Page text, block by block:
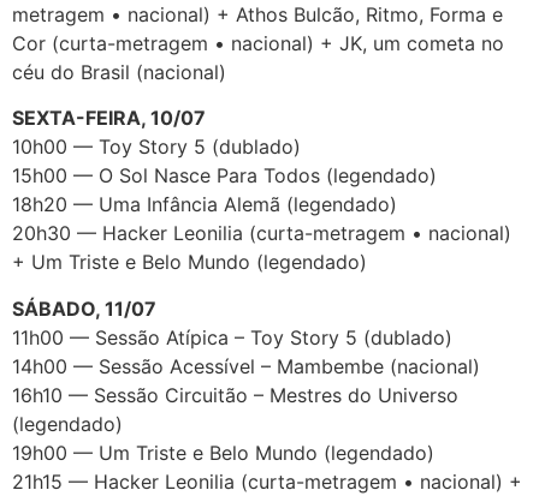
metragem • nacional) + Athos Bulcão, Ritmo, Forma e
Cor (curta-metragem • nacional) + JK, um cometa no
céu do Brasil (nacional)
SEXTA-FEIRA, 10/07
10h00 — Toy Story 5 (dublado)
15h00 — O Sol Nasce Para Todos (legendado)
18h20 — Uma Infância Alemã (legendado)
20h30 — Hacker Leonilia (curta-metragem • nacional)
+ Um Triste e Belo Mundo (legendado)
SÁBADO, 11/07
11h00 — Sessão Atípica – Toy Story 5 (dublado)
14h00 — Sessão Acessível – Mambembe (nacional)
16h10 — Sessão Circuitão – Mestres do Universo
(legendado)
19h00 — Um Triste e Belo Mundo (legendado)
21h15 — Hacker Leonilia (curta-metragem • nacional) +